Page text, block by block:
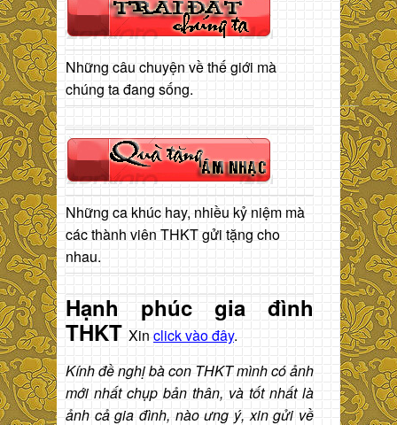
Những câu chuyện về thế giới mà
chúng ta đang sống.
Những ca khúc hay, nhiều kỷ niệm mà
các thành viên THKT gửi tặng cho
nhau.
Hạnh phúc gia đình
THKT Xin click vào đây.
Kính đề nghị bà con THKT mình có ảnh
mới nhất chụp bản thân, và tốt nhất là
ảnh cả gia đình, nào ưng ý, xin gửi về